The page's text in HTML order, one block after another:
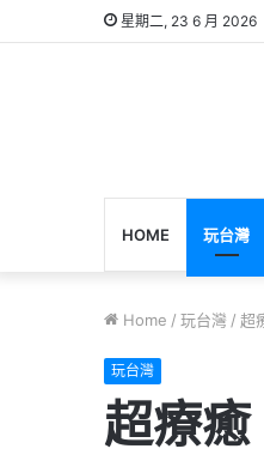
星期二, 23 6 月 2026
HOME 玩台灣
Home / 玩台灣 / 超
玩台灣
超療